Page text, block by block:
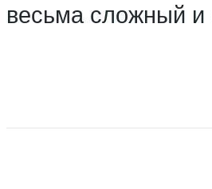
весьма сложный и